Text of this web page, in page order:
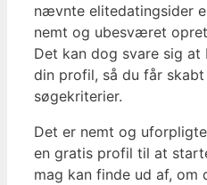
nævnte elitedatingsider
nemt og ubesværet
Det kan dog svare sig
din profil, så du får
søgekriterier.
Det er nemt og
en gratis profil til at
mag kan finde ud af,